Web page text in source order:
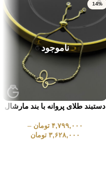
14%
ناموجود
دستبند طلای پروانه با بند مارشال
۴,۷۹۹,۰۰۰ تومان –
۳,۶۲۸,۰۰۰ تومان